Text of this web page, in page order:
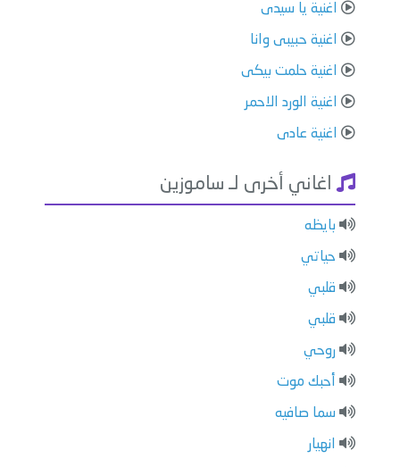
اغنية يا سيدى
اغنية حبيبى وانا
اغنية حلمت بيكى
اغنية الورد الاحمر
اغنية عادى
اغاني أخرى لـ ساموزين
بايظه
حياتي
قلبي
قلبي
روحي
أحبك موت
سما صافيه
انهيار